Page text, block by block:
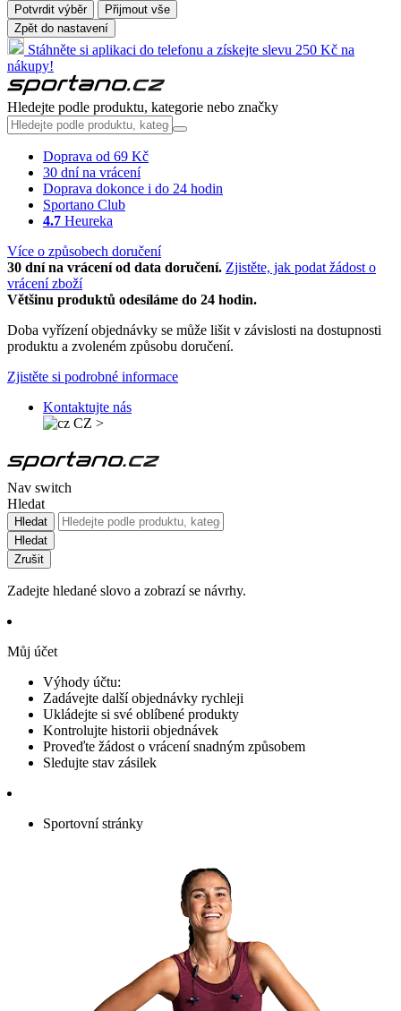
Potvrdit výběr
Přijmout vše
Zpět do nastavení
Stáhněte si aplikaci do telefonu a získejte slevu 250 Kč na
nákupy!
Hledejte podle produktu, kategorie nebo značky
Doprava od 69 Kč
30 dní na vrácení
Doprava dokonce i do 24 hodin
Sportano Club
4.7 Heureka
Více o způsobech doručení
30 dní na vrácení od data doručení. Zjistěte, jak podat žádost o
vrácení zboží
Většinu produktů odesíláme do 24 hodin.
Doba vyřízení objednávky se může lišit v závislosti na dostupnosti
produktu a zvoleném způsobu doručení.
Zjistěte si podrobné informace
Kontaktujte nás
CZ >
Nav switch
Hledat
Hledat
Hledat
Zrušit
Zadejte hledané slovo a zobrazí se návrhy.
Můj účet
Výhody účtu:
Zadávejte další objednávky rychleji
Ukládejte si své oblíbené produkty
Kontrolujte historii objednávek
Proveďte žádost o vrácení snadným způsobem
Sledujte stav zásilek
Sportovní stránky